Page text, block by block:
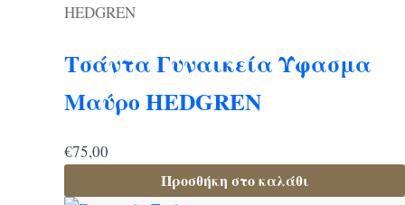
HEDGREN
Τσάντα Γυναικεία Ύφασμα
Μαύρο HEDGREN
€75,00
Προσθήκη στο καλάθι